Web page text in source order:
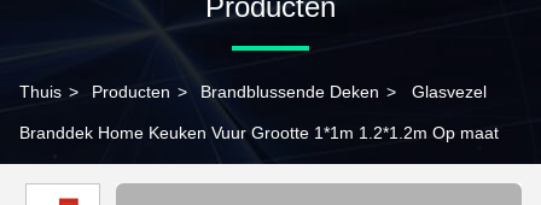
Producten
Thuis > Producten > Brandblussende Deken > Glasvezel
Branddek Home Keuken Vuur Grootte 1*1m 1.2*1.2m Op maat